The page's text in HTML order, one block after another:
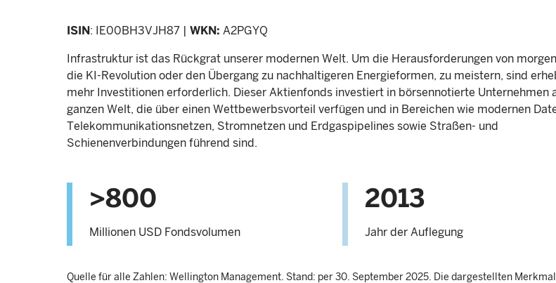
ISIN: IE00BH3VJH87 | WKN: A2PGYQ
Infrastruktur ist das Rückgrat unserer modernen Welt. Um die Herausforderungen von
die KI-Revolution oder den Übergang zu nachhaltigeren Energieformen, zu meistern, sind
mehr Investitionen erforderlich. Dieser Aktienfonds investiert in börsennotierte Unternehmen
ganzen Welt, die über einen Wettbewerbsvorteil verfügen und in Bereichen wie modernen
Telekommunikationsnetzen, Stromnetzen und Erdgaspipelines sowie Straßen- und
Schienenverbindungen führend sind.
>800
Millionen USD Fondsvolumen
2013
Jahr der Auflegung
Quelle für alle Zahlen: Wellington Management. Stand: per 30. September 2025. Die dargestellten